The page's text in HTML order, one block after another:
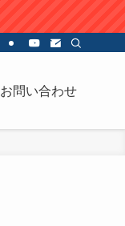
お問い合わせ